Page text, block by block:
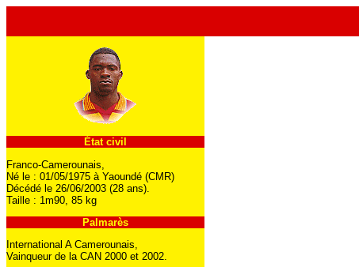
État civil
Franco-Camerounais,
Né le : 01/05/1975 à Yaoundé (CMR)
Décédé le 26/06/2003 (28 ans).
Taille : 1m90, 85 kg
Palmarès
International A Camerounais,
Vainqueur de la CAN 2000 et 2002.